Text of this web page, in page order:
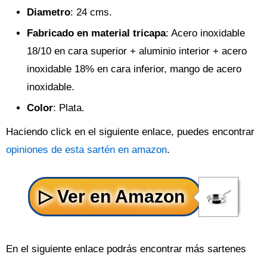
Diametro: 24 cms.
Fabricado en material tricapa: Acero inoxidable
18/10 en cara superior + aluminio interior + acero
inoxidable 18% en cara inferior, mango de acero
inoxidable.
Color: Plata.
Haciendo click en el siguiente enlace, puedes encontrar
opiniones de esta sartén en amazon.
En el siguiente enlace podrás encontrar más sartenes